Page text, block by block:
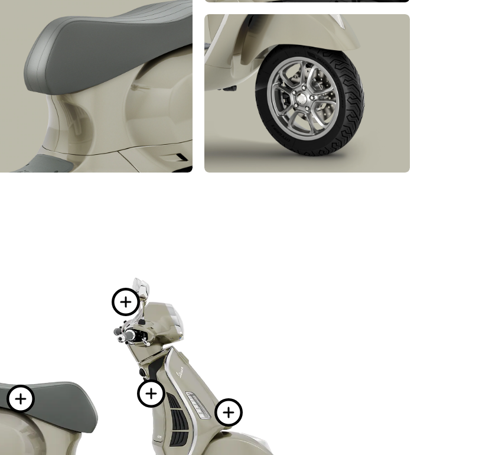
Plus
Plus d'informations sur
Plus d'informations sur
Plus d'informations sur